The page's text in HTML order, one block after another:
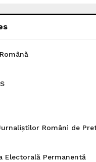
Români de
Electorală Permanentă